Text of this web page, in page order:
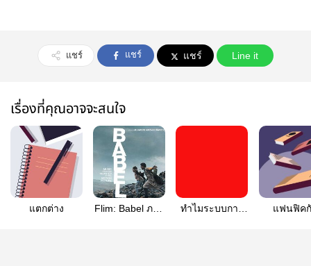
แชร์ แชร์ แชร์ Line it
เรื่องที่คุณอาจจะสนใจ
แตกต่าง
Flim: Babel ภาย
ทำไมระบบการ
แฟนฟิค